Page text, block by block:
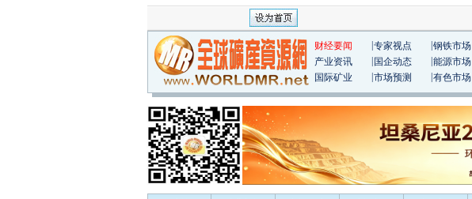
财经要闻 专家视点 钢铁市场
产业资讯
国企动态 能源市场
国际矿业
市场预测 有色市场